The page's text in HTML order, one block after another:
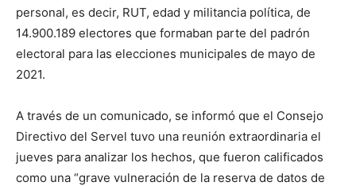
personal, es decir, RUT, edad y militancia política, de
14.900.189 electores que formaban parte del padrón
electoral para las elecciones municipales de mayo de
2021.
A través de un comunicado, se informó que el Consejo
Directivo del Servel tuvo una reunión extraordinaria el
jueves para analizar los hechos, que fueron calificados
como una “grave vulneración de la reserva de datos de